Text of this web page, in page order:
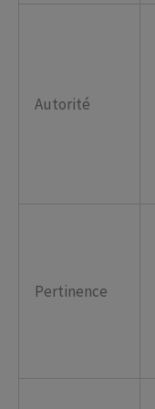
Autorité
Pertinence